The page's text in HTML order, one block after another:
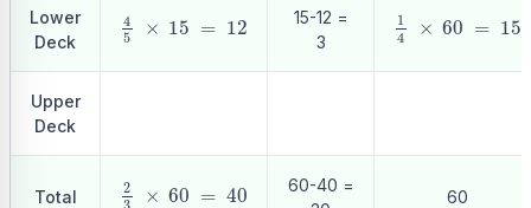
Lower
Deck
4
5
× 15 = 12
4 15
15-12 =
3
1
4
× 60 = 15
1 60 15
Upper
Deck
Total
2
× 60 = 40
2 60 40
60-40 =
60